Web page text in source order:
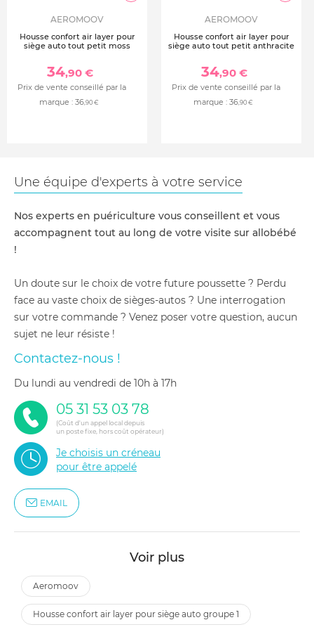
AEROMOOV
Housse confort air layer pour
siège auto tout petit moss
34,90 €
Prix de vente conseillé par la
marque : 36,90 €
AEROMOOV
Housse confort air layer pour
siège auto tout petit anthracite
34,90 €
Prix de vente conseillé par la
marque : 36,90 €
Une équipe d'experts à votre service
Nos experts en puériculture vous conseillent et vous
accompagnent tout au long de votre visite sur allobébé
!
Un doute sur le choix de votre future poussette ? Perdu
face au vaste choix de sièges-autos ? Une interrogation
sur votre commande ? Venez poser votre question, aucun
sujet ne leur résiste !
Contactez-nous !
du lundi au vendredi de 10h à 17h
05 31 53 03 78
(Coût d'un appel local depuis
un poste fixe, hors coût opérateur)
Je choisis un créneau
pour être appelé
EMAIL
Voir plus
aeromoov
housse confort air layer pour siège auto groupe 1